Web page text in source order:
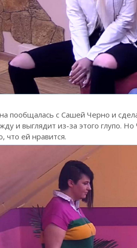
пообщалась с Сашей Черно и
и выглядит из-за этого глупо.
что ей нравится.